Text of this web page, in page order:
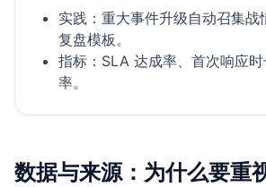
实践：重大事件升级自动召集战
复盘模板。
指标：SLA 达成率、首次响应
率。
数据与来源：为什么要重